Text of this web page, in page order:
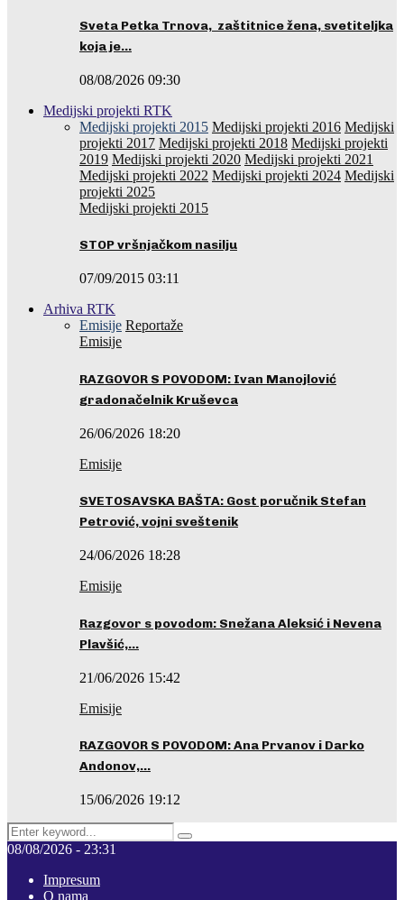
Sveta Petka Trnova, zaštitnice žena, svetiteljka
koja je…
08/08/2026 09:30
Medijski projekti RTK
Medijski projekti 2015 Medijski projekti 2016 Medijski
projekti 2017 Medijski projekti 2018 Medijski projekti
2019 Medijski projekti 2020 Medijski projekti 2021
Medijski projekti 2022 Medijski projekti 2024 Medijski
projekti 2025
Medijski projekti 2015
STOP vršnjačkom nasilju
07/09/2015 03:11
Arhiva RTK
Emisije Reportaže
Emisije
RAZGOVOR S POVODOM: Ivan Manojlović
gradonačelnik Kruševca
26/06/2026 18:20
Emisije
SVETOSAVSKA BAŠTA: Gost poručnik Stefan
Petrović, vojni sveštenik
24/06/2026 18:28
Emisije
Razgovor s povodom: Snežana Aleksić i Nevena
Plavšić,…
21/06/2026 15:42
Emisije
RAZGOVOR S POVODOM: Ana Prvanov i Darko
Andonov,…
15/06/2026 19:12
Search
for:
Pretraga
08/08/2026 - 23:31
Impresum
O nama